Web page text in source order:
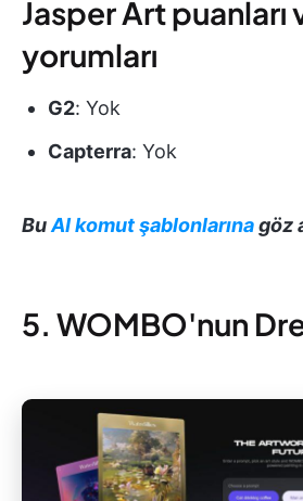
Jasper Art puanları
yorumları
G2: Yok
Capterra: Yok
BuAI komut şablonlarınagöz
5. WOMBO'nun